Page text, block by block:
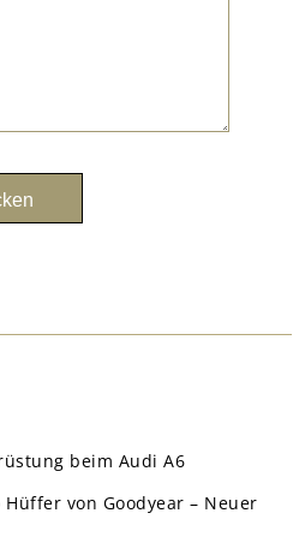
beim Audi A6
von Goodyear – Neuer